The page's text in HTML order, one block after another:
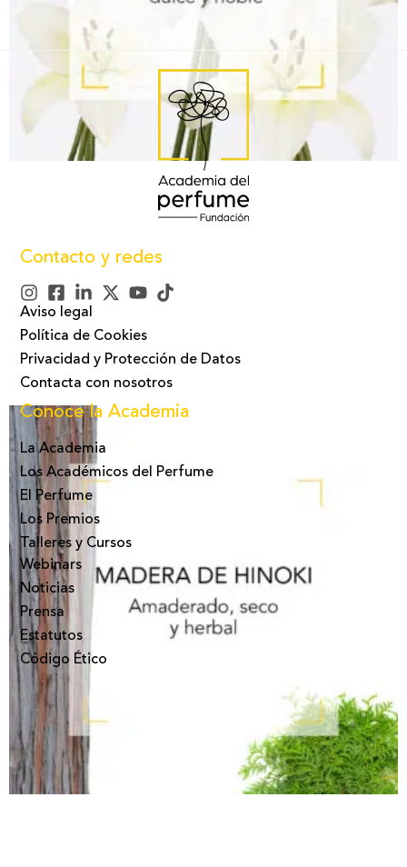
Contacto y redes
Aviso legal
Política de Cookies
Privacidad y Protección de Datos
Contacta con nosotros
Conoce la Academia
La Academia
Los Académicos del Perfume
El Perfume
Los Premios
Talleres y Cursos
Webinars
Noticias
Prensa
Estatutos
Código Ético